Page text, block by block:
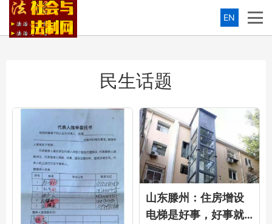
EN
民生话题
山东滕州：住房增设
电梯是好事，好事就